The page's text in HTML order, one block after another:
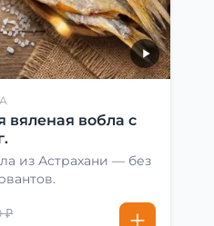
вяленая вобла с
из Астрахани — без
₽